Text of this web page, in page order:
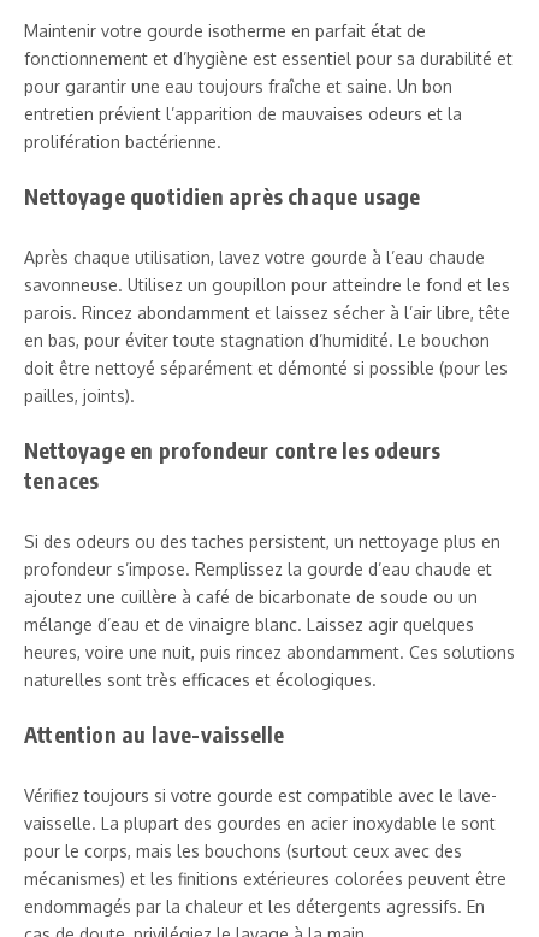
Maintenir votre gourde isotherme en parfait état de
fonctionnement et d’hygiène est essentiel pour sa durabilité et
pour garantir une eau toujours fraîche et saine. Un bon
entretien prévient l’apparition de mauvaises odeurs et la
prolifération bactérienne.
Nettoyage quotidien après chaque usage
Après chaque utilisation, lavez votre gourde à l’eau chaude
savonneuse. Utilisez un goupillon pour atteindre le fond et les
parois. Rincez abondamment et laissez sécher à l’air libre, tête
en bas, pour éviter toute stagnation d’humidité. Le bouchon
doit être nettoyé séparément et démonté si possible (pour les
pailles, joints).
Nettoyage en profondeur contre les odeurs
tenaces
Si des odeurs ou des taches persistent, un nettoyage plus en
profondeur s’impose. Remplissez la gourde d’eau chaude et
ajoutez une cuillère à café de bicarbonate de soude ou un
mélange d’eau et de vinaigre blanc. Laissez agir quelques
heures, voire une nuit, puis rincez abondamment. Ces solutions
naturelles sont très efficaces et écologiques.
Attention au lave-vaisselle
Vérifiez toujours si votre gourde est compatible avec le lave-
vaisselle. La plupart des gourdes en acier inoxydable le sont
pour le corps, mais les bouchons (surtout ceux avec des
mécanismes) et les finitions extérieures colorées peuvent être
endommagés par la chaleur et les détergents agressifs. En